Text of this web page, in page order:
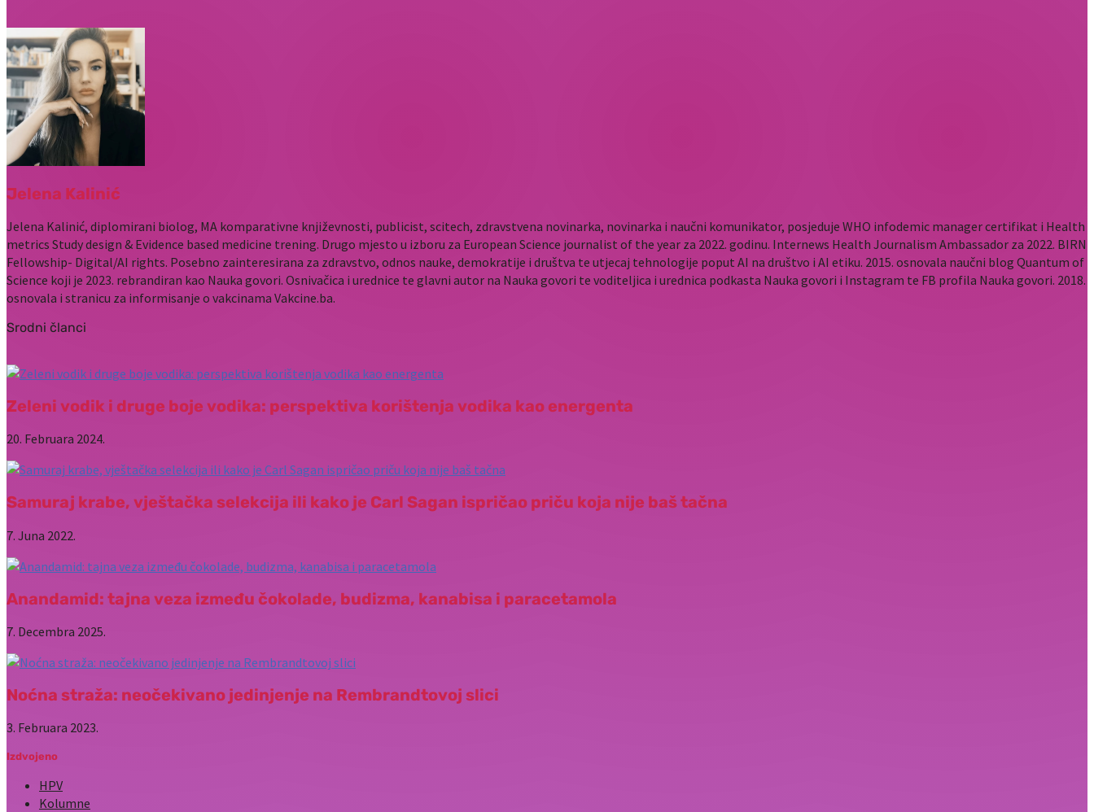
Jelena Kalinić
Jelena Kalinić, diplomirani biolog, MA komparativne književnosti, publicist, scitech, zdravstvena novinarka, novinarka i naučni komunikator, posjeduje WHO infodemic manager certifikat i Health
metrics Study design & Evidence based medicine trening. Drugo mjesto u izboru za European Science journalist of the year za 2022. godinu. Internews Health Journalism Ambassador za 2022. BIRN
Fellowship- Digital/AI rights. Posebno zainteresirana za zdravstvo, odnos nauke, demokratije i društva te utjecaj tehnologije poput AI na društvo i AI etiku. 2015. osnovala naučni blog Quantum of
Science koji je 2023. rebrandiran kao Nauka govori. Osnivačica i urednice te glavni autor na Nauka govori te voditeljica i urednica podkasta Nauka govori i Instagram te FB profila Nauka govori. 2018.
osnovala i stranicu za informisanje o vakcinama Vakcine.ba.
Srodni članci
Zeleni vodik i druge boje vodika: perspektiva korištenja vodika kao energenta
20. Februara 2024.
Samuraj krabe, vještačka selekcija ili kako je Carl Sagan ispričao priču koja nije baš tačna
7. Juna 2022.
Anandamid: tajna veza između čokolade, budizma, kanabisa i paracetamola
7. Decembra 2025.
Noćna straža: neočekivano jedinjenje na Rembrandtovoj slici
3. Februara 2023.
Izdvojeno
HPV
Kolumne